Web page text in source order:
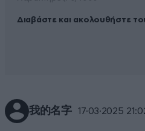
Διαβάστε και ακολουθήστε
我的名字 17·03·2025